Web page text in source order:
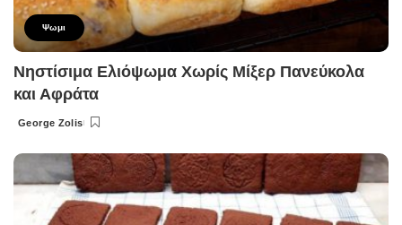
Ψωμι
Νηστίσιμα Ελιόψωμα Χωρίς Μίξερ Πανεύκολα
και Αφράτα
Posted
George Zolis